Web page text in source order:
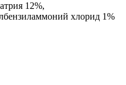
12%,
хлорид 1%